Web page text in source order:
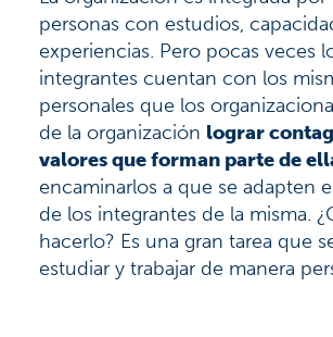
personas con estudios,
experiencias. Pero pocas veces
integrantes cuentan con los
personales que los
de la organización lograr
valores que forman parte de
encaminarlos a que se adapten
de los integrantes de la misma.
hacerlo? Es una gran tarea que
estudiar y trabajar de manera